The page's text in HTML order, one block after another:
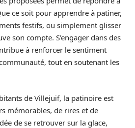
ce soit pour apprendre à patiner,
festifs, ou simplement glisser
son compte. S’engager dans des
à renforcer le sentiment
tout en soutenant les
de Villejuif, la patinoire est
mémorables, de rires et de
de se retrouver sur la glace,